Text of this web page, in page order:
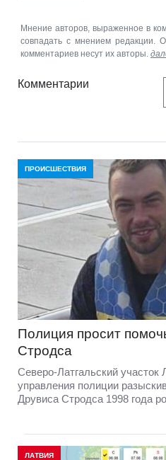
Мнение авторов, выраженное в
совпадать с мнением редакции.
комментариев несут их авторы.
Комментарии
ПРОИСШЕСТВИЯ
Полиция просит
Стродса
Северо-Латгальский участок
управления полиции
Друвиса Стродса 1998 года
ЛАТВИЯ